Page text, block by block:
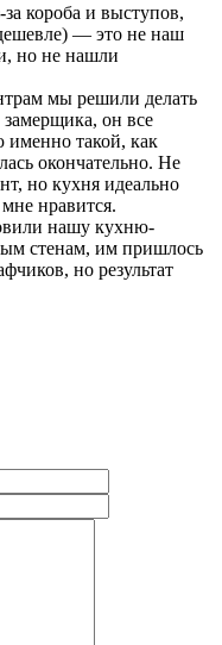
короба и выступов,
— это не наш
но не нашли
мы решили делать
он все
именно такой, как
окончательно. Не
но кухня идеально
нравится.
нашу кухню-
стенам, им пришлось
но результат